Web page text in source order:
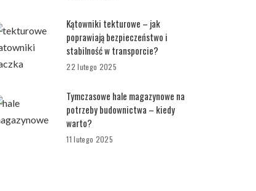
Kątowniki tekturowe – jak
poprawiają bezpieczeństwo i
stabilność w transporcie?
22 lutego 2025
Tymczasowe hale magazynowe na
potrzeby budownictwa – kiedy
warto?
11 lutego 2025